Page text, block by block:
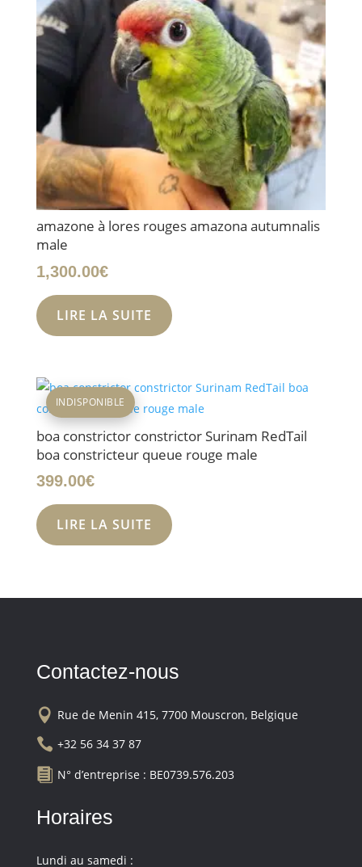
amazone à lores rouges amazona autumnalis
male
1,300.00€
LIRE LA SUITE
boa constrictor constrictor Surinam RedTail
boa constricteur queue rouge male
399.00€
INDISPONIBLE
LIRE LA SUITE
Contactez-nous
 Rue de Menin 415, 7700 Mouscron, Belgique
 +32 56 34 37 87
 N° d’entreprise : BE0739.576.203
Horaires
Lundi au samedi :